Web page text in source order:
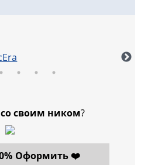
со своим ником?
Оформить ❤️